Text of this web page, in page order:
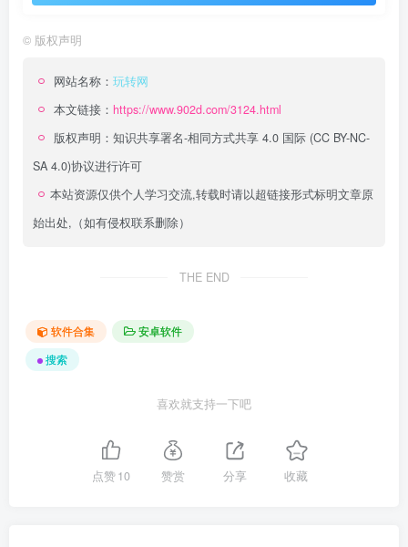
© 版权声明
网站名称： 玩转网
本文链接： https://www.902d.com/3124.html
版权声明： 知识共享署名-相同方式共享 4.0 国际 (CC BY-NC-
SA 4.0)协议进行许可
本站资源仅供个人学习交流,转载时请以超链接形式标明文章原
始出处,（如有侵权联系删除）
THE END
软件合集
安卓软件
搜索
喜欢就支持一下吧
点赞10 赞赏 分享 收藏